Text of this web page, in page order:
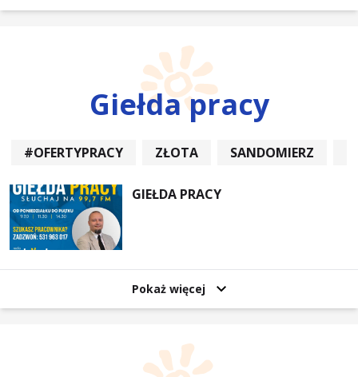
Giełda pracy
#OFERTYPRACY ZŁOTA SANDOMIERZ
GIEŁDA PRACY
Pokaż więcej